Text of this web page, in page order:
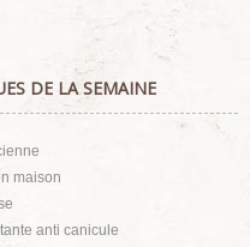
DE LA SEMAINE
maison
anti canicule